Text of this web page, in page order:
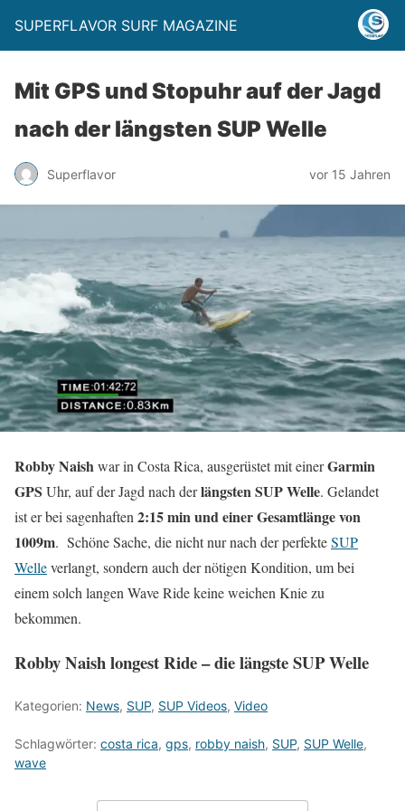
SUPERFLAVOR SURF MAGAZINE
Mit GPS und Stopuhr auf der Jagd
nach der längsten SUP Welle
Superflavor vor 15 Jahren
Robby Naishwar in Costa Rica, ausgerüstet mit einerGarmin
GPS Uhr, auf der Jagd nach derlängsten SUP Welle. Gelandet
ist er bei sagenhaften2:15 min und einer Gesamtlänge von
1009m. Schöne Sache, die nicht nur nach der perfekteSUP
Welleverlangt, sondern auch der nötigen Kondition, um bei
einem solch langen Wave Ride keine weichen Knie zu
bekommen.
Robby Naish longest Ride – die längste SUP Welle
Kategorien: News, SUP, SUP Videos, Video
Schlagwörter: costa rica, gps, robby naish, SUP, SUP Welle,
wave